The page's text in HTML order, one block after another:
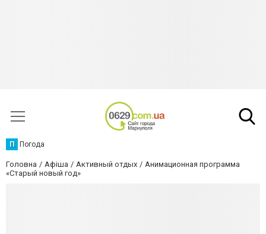
П Погода
Головна Афіша Активный отдых
Анимационная программа
«Старый новый год»